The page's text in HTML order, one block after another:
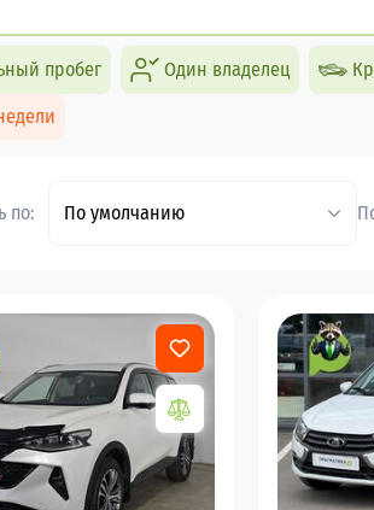
пробег Один владелец
по: По умолчанию